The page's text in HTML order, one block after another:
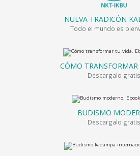
NUEVA TRADICÓN
Todo el mundo es
CÓMO
Descargalo gratis
BUDISMO
Descargalo gratis